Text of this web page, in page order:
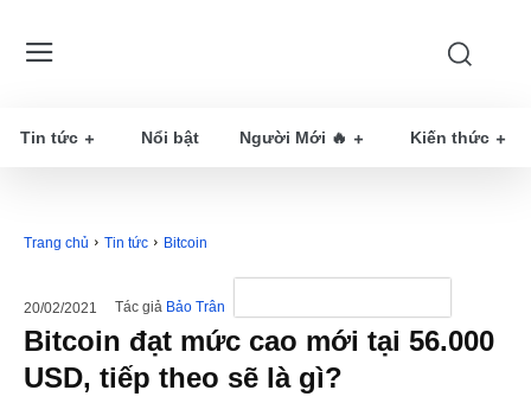
Tin tức Nổi bật Người Mới 🔥 Kiến thức
Trang chủ Tin tức Bitcoin
20/02/2021 Tác giả Bảo Trân
Bitcoin đạt mức cao mới tại 56.000
USD, tiếp theo sẽ là gì?